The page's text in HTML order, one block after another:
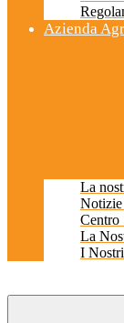
Azienda
La
Centro
La
I